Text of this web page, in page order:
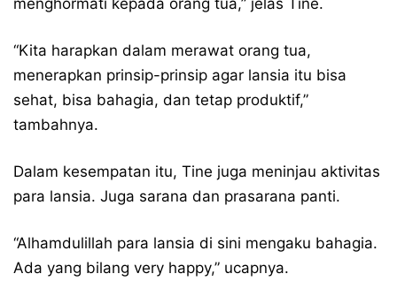
menghormati kepada orang tua,” jelas Tine.
“Kita harapkan dalam merawat orang tua,
menerapkan prinsip-prinsip agar lansia itu bisa
sehat, bisa bahagia, dan tetap produktif,”
tambahnya.
Dalam kesempatan itu, Tine juga meninjau aktivitas
para lansia. Juga sarana dan prasarana panti.
“Alhamdulillah para lansia di sini mengaku bahagia.
Ada yang bilang very happy,” ucapnya.